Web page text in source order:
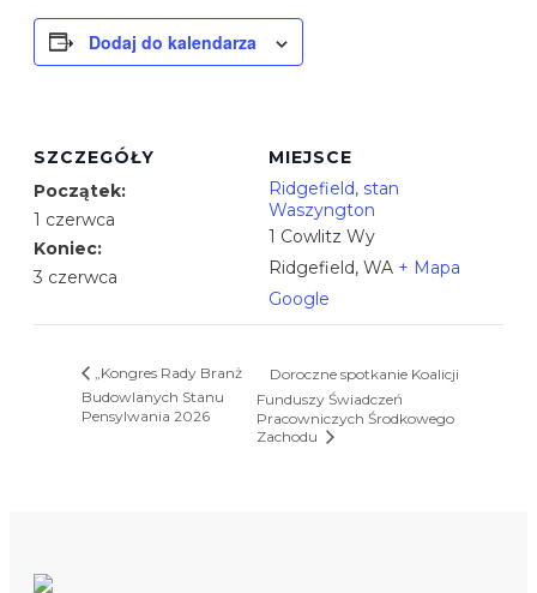
Dodaj do kalendarza
SZCZEGÓŁY
Początek:
1 czerwca
Koniec:
3 czerwca
MIEJSCE
Ridgefield, stan
Waszyngton
1 Cowlitz Wy
Ridgefield, WA + Mapa
Google
„Kongres Rady Branż
Budowlanych Stanu
Pensylwania 2026
Doroczne spotkanie Koalicji
Funduszy Świadczeń
Pracowniczych Środkowego
Zachodu